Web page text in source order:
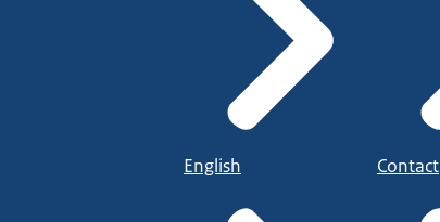
English Contact